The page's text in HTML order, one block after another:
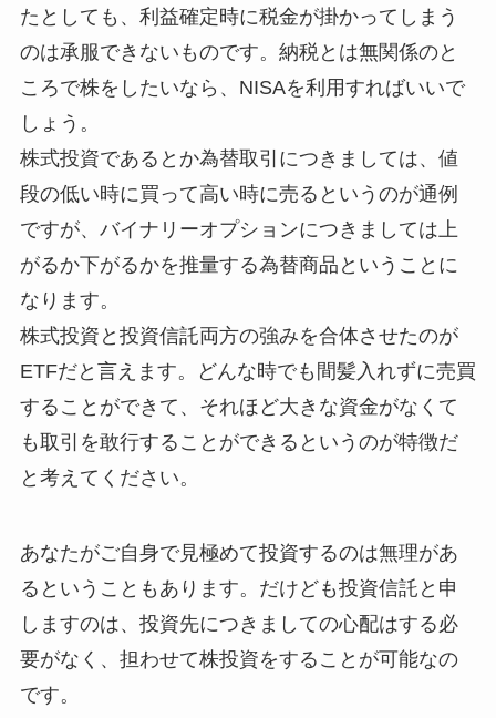
たとしても、利益確定時に税金が掛かってしまう
のは承服できないものです。納税とは無関係のと
ころで株をしたいなら、NISAを利用すればいいで
しょう。
株式投資であるとか為替取引につきましては、値
段の低い時に買って高い時に売るというのが通例
ですが、バイナリーオプションにつきましては上
がるか下がるかを推量する為替商品ということに
なります。
株式投資と投資信託両方の強みを合体させたのが
ETFだと言えます。どんな時でも間髪入れずに売買
することができて、それほど大きな資金がなくて
も取引を敢行することができるというのが特徴だ
と考えてください。
あなたがご自身で見極めて投資するのは無理があ
るということもあります。だけども投資信託と申
しますのは、投資先につきましての心配はする必
要がなく、担わせて株投資をすることが可能なの
です。